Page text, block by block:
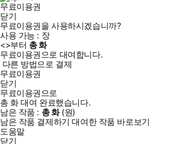
무료이용권
닫기
무료이용권을 사용하시겠습니까?
사용 가능 : 장
<>부터 총화
무료이용권으로 대여합니다.
다른 방법으로 결제
무료이용권
닫기
무료이용권으로
총 화대여 완료했습니다.
남은 작품 : 총화(원)
남은 작품 결제하기 대여한 작품 바로보기
도움말
닫기